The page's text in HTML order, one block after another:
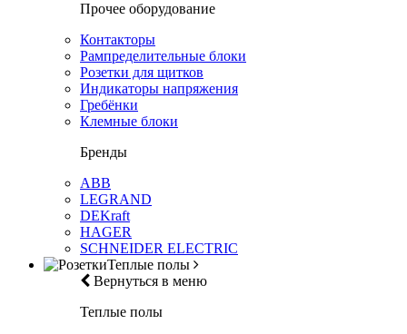
Прочее оборудование
Контакторы
Рампределительные блоки
Розетки для щитков
Индикаторы напряжения
Гребёнки
Клемные блоки
Бренды
ABB
LEGRAND
DEKraft
HAGER
SCHNEIDER ELECTRIC
Теплые полы
Вернуться в меню
Теплые полы